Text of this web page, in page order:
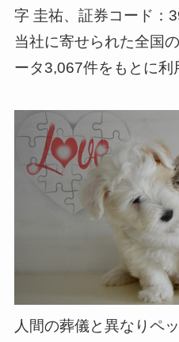
字 圭祐、証券コード：
当社に寄せられた全国
ータ3,067件をもとに利
人間の葬儀と異なりペ